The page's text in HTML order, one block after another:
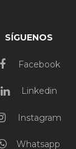
SÍGUENOS
Facebook
Linkedin
Instagram
Whatsapp